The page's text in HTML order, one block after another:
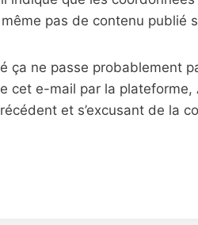
même pas de contenu publié
ça ne passe probablement
cet e-mail par la plateforme,
et s’excusant de la